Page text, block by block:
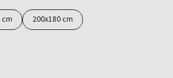
200x180 cm